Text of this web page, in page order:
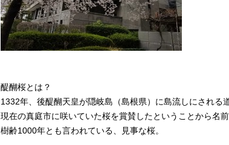
醍醐桜とは？
1332年、後醍醐天皇が隠岐島（島根県）に島流しにされる
現在の真庭市に咲いていた桜を賞賛したということから名前
樹齢1000年とも言われている、見事な桜。